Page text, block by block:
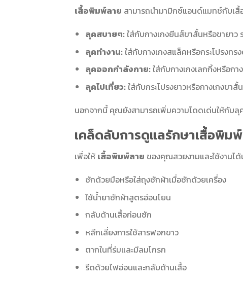
เสื้อพิมพ์ลาย สามารถนำมามิกซ์แอนด์แมทช์กับเสื้
ลุคสบายๆ: ใส่กับกางเกงยีนส์ขาสั้นหรือขายาว
ลุคทำงาน: ใส่กับกางเกงสแล็คหรือกระโปรงท
ลุคออกกำลังกาย: ใส่กับกางเกงเลกกิ้งหรือกา
ลุคไปเที่ยว: ใส่กับกระโปรงยาวหรือกางเกงขาสั้
นอกจากนี้ คุณยังสามารถเพิ่มความโดดเด่นให้กับ
เคล็ดลับการดูแลรักษาเสื้อพิม
เพื่อให้ เสื้อพิมพ์ลาย ของคุณสวยงามและใช้งานไ
ซักด้วยมือหรือใส่ถุงซักผ้าเมื่อซักด้วยเครื่อง
ใช้น้ำยาซักผ้าสูตรอ่อนโยน
กลับด้านเสื้อก่อนซัก
หลีกเลี่ยงการใช้สารฟอกขาว
ตากในที่ร่มและมีลมโกรก
รีดด้วยไฟอ่อนและกลับด้านเสื้อ